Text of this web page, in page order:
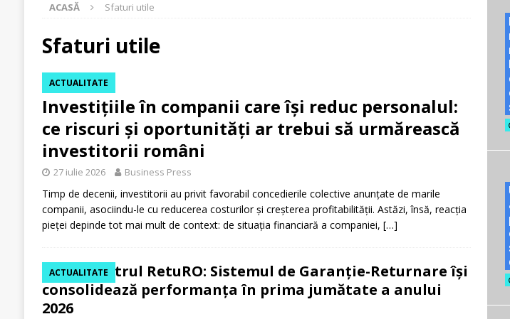
Carpaților Orientali
[ 30 iulie 2026 ]
CITR – Insolvențele din agricultură se dublează în S1 2026; peste 40% dintre
[ 31 iulie 2026 ] În agricultura de astăzi, fermierul nu are nevoie de optimism artificial!
ACASĂ Sfaturi utile
Sfaturi utile
ACTUALITATE
Investițiile în companii care își reduc personalul:
ce riscuri și oportunități ar trebui să urmărească
investitorii români
27 iulie 2026 Business Press
Timp de decenii, investitorii au privit favorabil concedierile colective anunțate de marile
companii, asociindu-le cu reducerea costurilor și creșterea profitabilității. Astăzi, însă, reacția
pieței depinde tot mai mult de context: de situația financiară a companiei, […]
ACTUALITATE
Barometrul RetuRO: Sistemul de Garanție-Returnare își
consolidează performanța în prima jumătate a anului
2026